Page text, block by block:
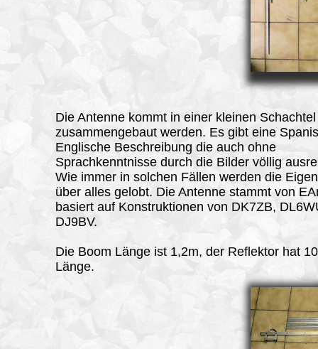
Die Antenne kommt in einer kleinen
zusammengebaut werden. Es gibt eine
Englische Beschreibung die auch ohne
Sprachkenntnisse durch die Bilder völlig
Wie immer in solchen Fällen werden die
über alles gelobt. Die Antenne stammt von
basiert auf Konstruktionen von DK7ZB,
DJ9BV.
Die Boom Länge ist 1,2m, der Reflektor hat
Länge.